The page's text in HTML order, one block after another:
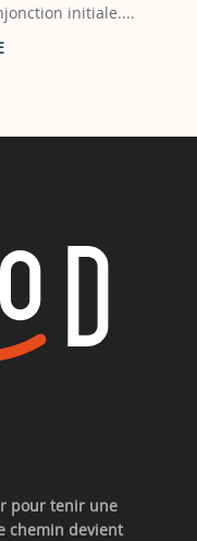
initiale....
pour tenir une
chemin devient